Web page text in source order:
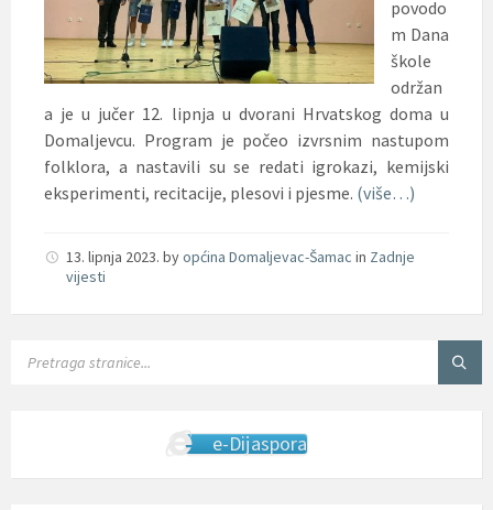
povodo
m Dana
škole
održan
a je u jučer 12. lipnja u dvorani Hrvatskog doma u
Domaljevcu. Program je počeo izvrsnim nastupom
folklora, a nastavili su se redati igrokazi, kemijski
eksperimenti, recitacije, plesovi i pjesme. (više…)
13. lipnja 2023. byopćina Domaljevac-Šamac in Zadnje
vijesti
e-Dijaspora